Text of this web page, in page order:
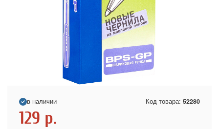
в наличии Код товара: 52280
129 р.